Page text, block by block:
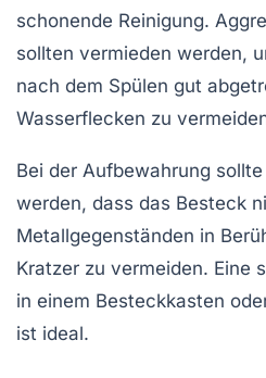
schonende Reinigung.
sollten vermieden werden,
nach dem Spülen gut
Wasserflecken zu
Bei der Aufbewahrung
werden, dass das Besteck
Metallgegenständen in
Kratzer zu vermeiden. Eine
in einem Besteckkasten
ist ideal.